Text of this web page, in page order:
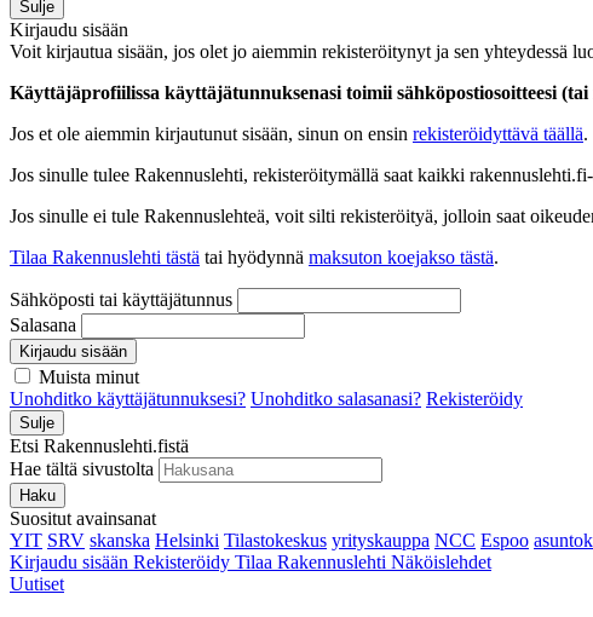
Sulje
Kirjaudu sisään
Voit kirjautua sisään, jos olet jo aiemmin rekisteröitynyt ja sen yhteydessä
Käyttäjäprofiilissa käyttäjätunnuksenasi toimii sähköpostiosoitteesi
Jos et ole aiemmin kirjautunut sisään, sinun on ensin rekisteröidyttävä täällä.
Jos sinulle tulee Rakennuslehti, rekisteröitymällä saat kaikki
Jos sinulle ei tule Rakennuslehteä, voit silti rekisteröityä, jolloin saat
Tilaa Rakennuslehti tästä tai hyödynnä maksuton koejakso tästä.
Sähköposti tai käyttäjätunnus
Salasana
Kirjaudu sisään
Muista minut
Unohditko käyttäjätunnuksesi? Unohditko salasanasi? Rekisteröidy
Sulje
Etsi Rakennuslehti.fistä
Hae tältä sivustolta
Haku
Suositut avainsanat
YIT SRV skanska Helsinki Tilastokeskus yrityskauppa NCC Espoo
Kirjaudu sisään Rekisteröidy Tilaa Rakennuslehti Näköislehdet
Uutiset